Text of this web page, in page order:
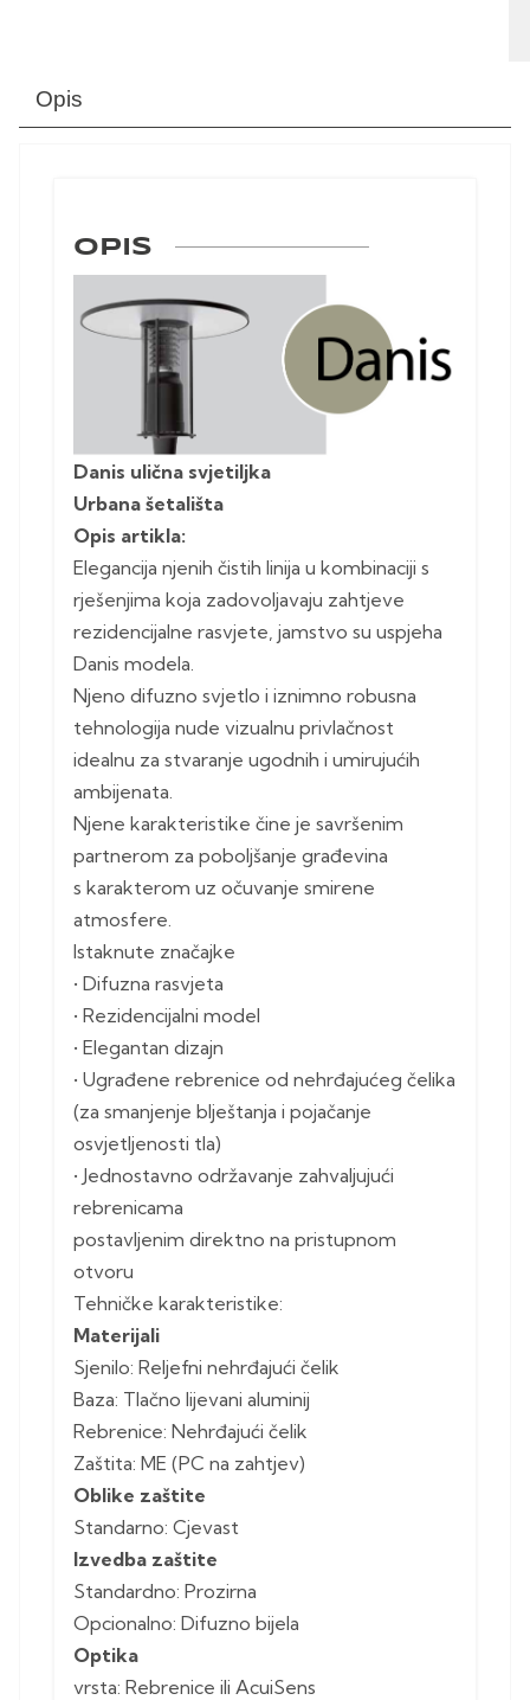
Opis
OPIS
Danis ulična svjetiljka
Urbana šetališta
Opis artikla:
Elegancija njenih čistih linija u kombinaciji s
rješenjima koja zadovoljavaju zahtjeve
rezidencijalne rasvjete, jamstvo su uspjeha
Danis modela.
Njeno difuzno svjetlo i iznimno robusna
tehnologija nude vizualnu privlačnost
idealnu za stvaranje ugodnih i umirujućih
ambijenata.
Njene karakteristike čine je savršenim
partnerom za poboljšanje građevina
s karakterom uz očuvanje smirene
atmosfere.
Istaknute značajke
• Difuzna rasvjeta
• Rezidencijalni model
• Elegantan dizajn
• Ugrađene rebrenice od nehrđajućeg čelika
(za smanjenje blještanja i pojačanje
osvjetljenosti tla)
• Jednostavno održavanje zahvaljujući
rebrenicama
postavljenim direktno na pristupnom
otvoru
Tehničke karakteristike:
Materijali
Sjenilo: Reljefni nehrđajući čelik
Baza: Tlačno lijevani aluminij
Rebrenice: Nehrđajući čelik
Zaštita: ME (PC na zahtjev)
Oblike zaštite
Standarno: Cjevast
Izvedba zaštite
Standardno: Prozirna
Opcionalno: Difuzno bijela
Optika
vrsta: Rebrenice ili AcuiSens